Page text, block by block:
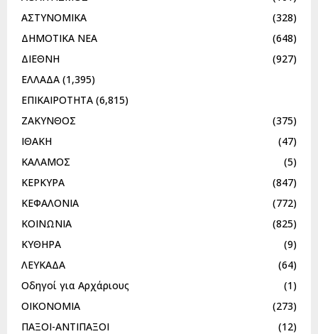
ΑΣΤΥΝΟΜΙΚΑ
(328)
ΔΗΜΟΤΙΚΑ ΝΕΑ
(648)
ΔΙΕΘΝΗ
(927)
ΕΛΛΑΔΑ (1,395)
ΕΠΙΚΑΙΡΟΤΗΤΑ (6,815)
ΖΑΚΥΝΘΟΣ
(375)
ΙΘΑΚΗ
(47)
ΚΑΛΑΜΟΣ
(5)
ΚΕΡΚΥΡΑ
(847)
ΚΕΦΑΛΟΝΙΑ
(772)
ΚΟΙΝΩΝΙΑ
(825)
ΚΥΘΗΡΑ
(9)
ΛΕΥΚΑΔΑ
(64)
Οδηγοί για Αρχάριους
(1)
ΟΙΚΟΝΟΜΙΑ
(273)
ΠΑΞΟΙ-ΑΝΤΙΠΑΞΟΙ
(12)